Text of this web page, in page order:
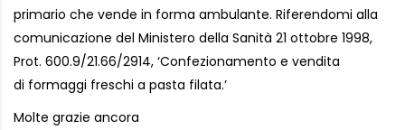
primario che vende in forma ambulante. Riferendomi alla
comunicazione del Ministero della Sanità 21 ottobre 1998,
Prot. 600.9/21.66/2914, ‘Confezionamento e vendita
di formaggi freschi a pasta filata.’
Molte grazie ancora